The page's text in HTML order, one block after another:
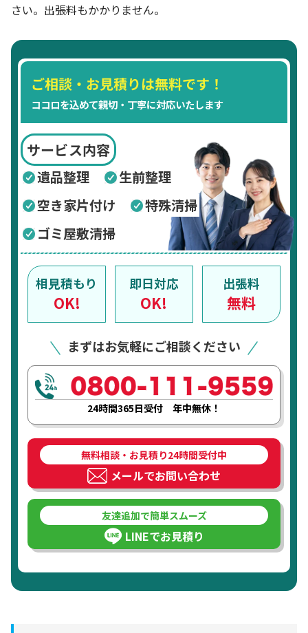
さい。出張料もかかりません。
ご相談・お見積りは無料です！
ココロを込めて親切・丁寧に対応いたします
サービス内容
遺品整理
生前整理
空き家片付け
特殊清掃
ゴミ屋敷清掃
相見積もり
OK!
即日対応
OK!
出張料
無料
まずはお気軽にご相談ください
24時間365日受付 年中無休！
無料相談・お見積り24時間受付中
メールでお問い合わせ
友達追加で簡単スムーズ
LINEでお見積り